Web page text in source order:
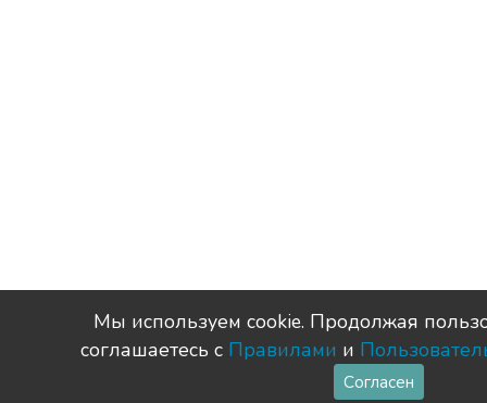
Мы используем сookie. Продолжая
соглашаетесь с Правилами и
Согласен